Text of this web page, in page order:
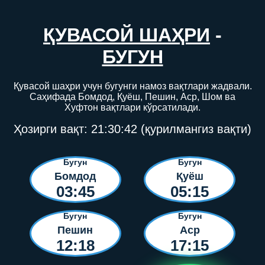
ҚУВАСОЙ ШАҲРИ -
БУГУН
Қувасой шаҳри учун бугунги намоз вақтлари жадвали.
Саҳифада Бомдод, Қуёш, Пешин, Аср, Шом ва
Хуфтон вақтлари кўрсатилади.
Ҳозирги вақт: 21:30:42 (қурилмангиз вақти)
Бугун
Бомдод
03:45
Бугун
Қуёш
05:15
Бугун
Пешин
12:18
Бугун
Аср
17:15